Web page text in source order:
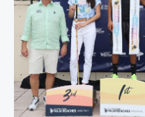
de
U.S.
Polo
Assn.
celebra
un
fin